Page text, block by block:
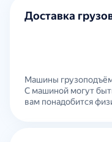
Доставка
Машины
С машиной могут
вам понадобится